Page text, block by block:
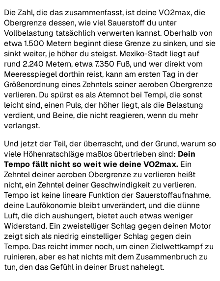
Die Zahl, die das zusammenfasst, ist deine VO2max, die
Obergrenze dessen, wie viel Sauerstoff du unter
Vollbelastung tatsächlich verwerten kannst. Oberhalb von
etwa 1.500 Metern beginnt diese Grenze zu sinken, und sie
sinkt weiter, je höher du steigst. Mexiko-Stadt liegt auf
rund 2.240 Metern, etwa 7.350 Fuß, und wer direkt vom
Meeresspiegel dorthin reist, kann am ersten Tag in der
Größenordnung eines Zehntels seiner aeroben Obergrenze
verlieren. Du spürst es als Atemnot bei Tempi, die sonst
leicht sind, einen Puls, der höher liegt, als die Belastung
verdient, und Beine, die nicht reagieren, wenn du mehr
verlangst.
Und jetzt der Teil, der überrascht, und der Grund, warum so
viele Höhenratschläge maßlos übertrieben sind: Dein
Tempo fällt nicht so weit wie deine VO2max. Ein
Zehntel deiner aeroben Obergrenze zu verlieren heißt
nicht, ein Zehntel deiner Geschwindigkeit zu verlieren.
Tempo ist keine lineare Funktion der Sauerstoffaufnahme,
deine Laufökonomie bleibt unverändert, und die dünne
Luft, die dich aushungert, bietet auch etwas weniger
Widerstand. Ein zweistelliger Schlag gegen deinen Motor
zeigt sich als niedrig einstelliger Schlag gegen dein
Tempo. Das reicht immer noch, um einen Zielwettkampf zu
ruinieren, aber es hat nichts mit dem Zusammenbruch zu
tun, den das Gefühl in deiner Brust nahelegt.